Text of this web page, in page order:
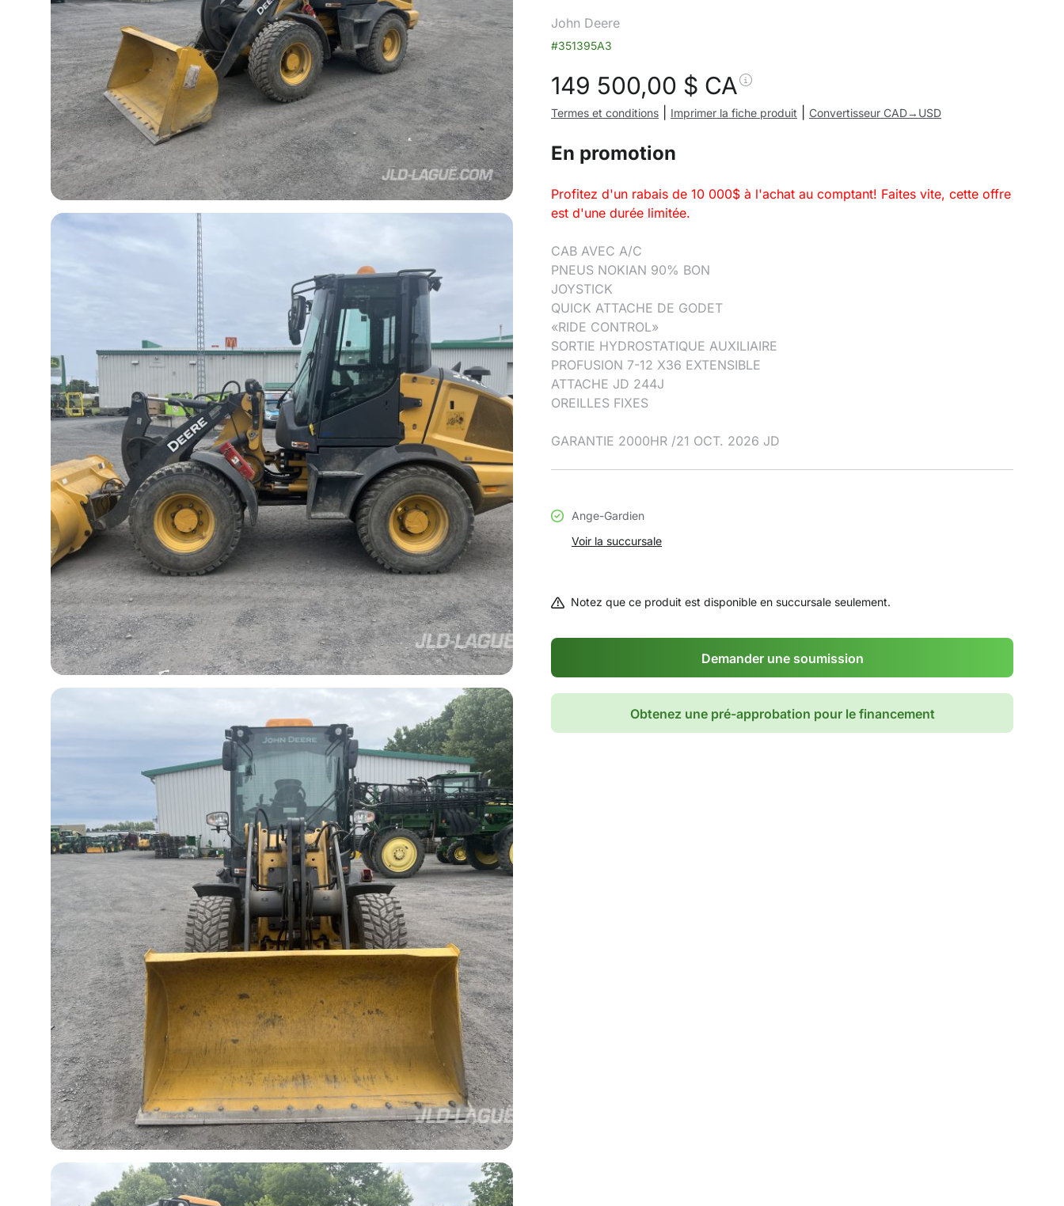
John Deere
#351395A3
149 500,00 $ CA
Termes et conditions Imprimer la fiche produit Convertisseur CAD→USD
En promotion
Profitez d'un rabais de 10 000$ à l'achat au comptant! Faites vite, cette offre
est d'une durée limitée.
CAB AVEC A/C
PNEUS NOKIAN 90% BON
JOYSTICK
QUICK ATTACHE DE GODET
«RIDE CONTROL»
SORTIE HYDROSTATIQUE AUXILIAIRE
PROFUSION 7-12 X36 EXTENSIBLE
ATTACHE JD 244J
OREILLES FIXES
GARANTIE 2000HR /21 OCT. 2026 JD
Ange-Gardien
Voir la succursale
Notez que ce produit est disponible en succursale seulement.
Demander une soumission
Obtenez une pré-approbation pour le financement